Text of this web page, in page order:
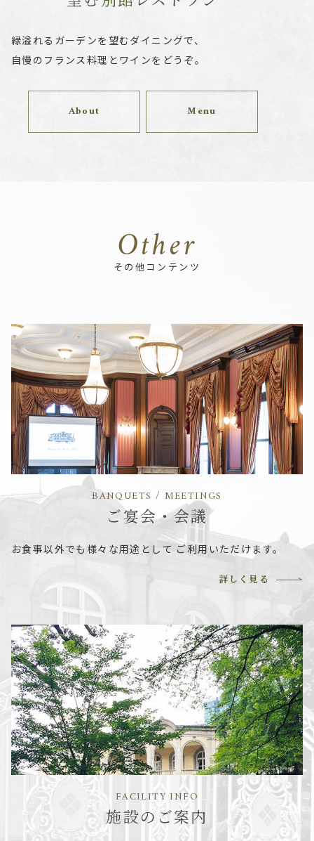
緑溢れるガーデンを望むダイニングで、
自慢のフランス料理とワインをどうぞ。
About Menu
Other
その他コンテンツ
BANQUETS / MEETINGS
ご宴会・会議
お食事以外でも様々な用途として ご利用いただけます。
詳しく見る
FACILITY INFO
施設のご案内